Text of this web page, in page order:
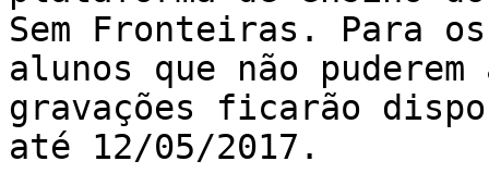
Sem Fronteiras. Para os
alunos que não
gravações ficarão
até 12/05/2017.